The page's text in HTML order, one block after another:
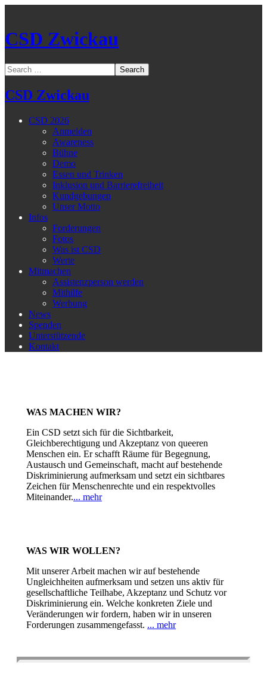
CSD Zwickau
CSD Zwickau
CSD 2026
Anmelden
Awareness
Bühne
Demo
Essen und Trinken
Inklusion und Barrierefreiheit
Kundgebungen
Unser Motto
Infos
Forderungen
Fotos
Was ist CSD
Werte
Mitmachen
Assistenzperson werden
Mithilfe
Werbung
News
Spenden
Unterstützende
Kontakt
WAS MACHEN WIR?
Ein CSD setzt sich für die Sichtbarkeit,
Gleichberechtigung und Akzeptanz von queeren
Menschen ein. Er schafft Räume für Begegnung,
Austausch und Gemeinschaft, macht auf bestehende
Diskriminierung aufmerksam und setzt ein sichtbares
Zeichen für Menschenrechte und ein respektvolles
Miteinander.... mehr
WAS WIR WOLLEN?
Mit unserer Arbeit machen wir auf bestehende
Ungleichheiten aufmerksam und setzen uns aktiv für
gesellschaftliche Teilhabe, Akzeptanz und Schutz vor
Diskriminierung ein. Welche konkreten Ziele und
Veränderungen wir fordern, haben wir in unseren
Forderungen zusammengefasst. ... mehr